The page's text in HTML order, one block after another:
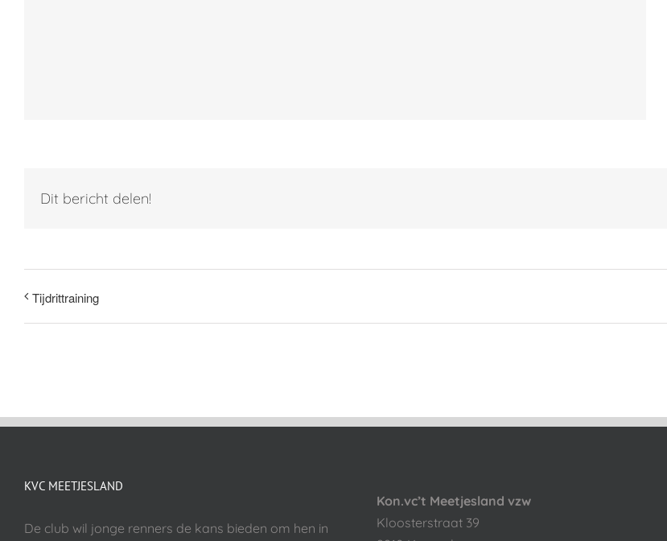
Dit bericht delen!
Tijdrittraining
KVC MEETJESLAND
De club wil jonge renners de kans bieden om hen in
Kon.vc’t Meetjesland vzw
Kloosterstraat 39